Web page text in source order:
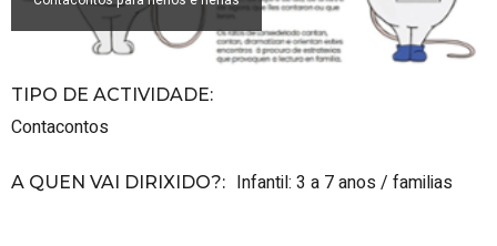
TIPO DE ACTIVIDADE:
Contacontos
A QUEN VAI DIRIXIDO?: Infantil: 3 a 7 anos / familias